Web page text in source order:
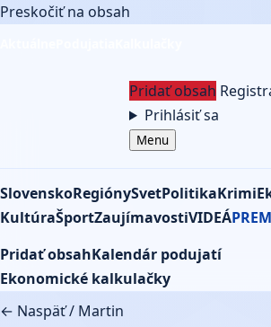
Preskočiť na obsah
Pridať obsah
Prihlásiť sa
Menu
SlovenskoRegiónySvetPolitikaKrimi
KultúraŠportZaujímavostiVIDEÁ
Pridať obsahKalendár podujatí
Ekonomické kalkulačky
← Naspäť/ Martin